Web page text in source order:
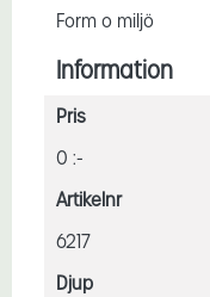
Form o miljö
Information
Pris
0 :-
Artikelnr
6217
Djup